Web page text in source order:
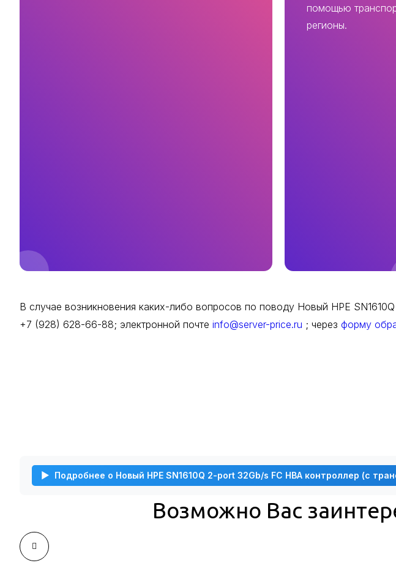
помощью
регионы.
В случае возникновения каких-либо вопросов по поводу Новый HPE
+7 (928) 628-66-88; электронной почте info@server-price.ru ; через форму
Подробнее о Новый HPE SN1610Q 2-port 32Gb/s FC HBA контроллер (с
Возможно Вас